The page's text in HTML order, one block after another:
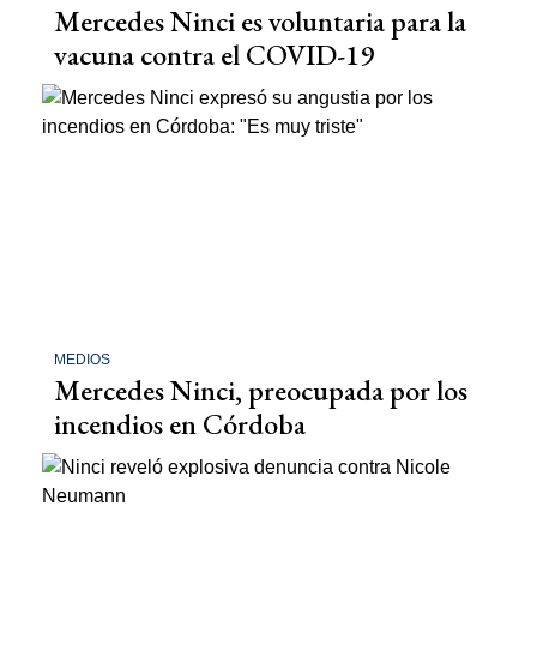
Mercedes Ninci es voluntaria para la
vacuna contra el COVID-19
MEDIOS
Mercedes Ninci, preocupada por los
incendios en Córdoba